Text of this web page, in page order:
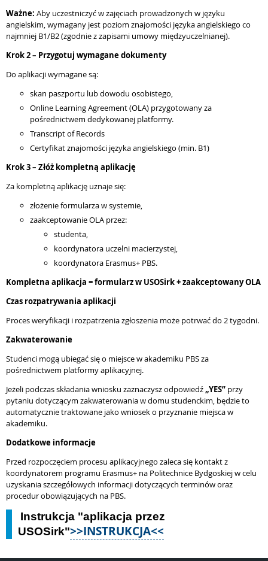
Ważne: Aby uczestniczyć w zajęciach prowadzonych w języku
angielskim, wymagany jest poziom znajomości języka angielskiego co
najmniej B1/B2 (zgodnie z zapisami umowy międzyuczelnianej).
Krok 2 – Przygotuj wymagane dokumenty
Do aplikacji wymagane są:
skan paszportu lub dowodu osobistego,
Online Learning Agreement (OLA) przygotowany za
pośrednictwem dedykowanej platformy.
Transcript of Records
Certyfikat znajomości języka angielskiego (min. B1)
Krok 3 – Złóż kompletną aplikację
Za kompletną aplikację uznaje się:
złożenie formularza w systemie,
zaakceptowanie OLA przez:
studenta,
koordynatora uczelni macierzystej,
koordynatora Erasmus+ PBS.
Kompletna aplikacja = formularz w USOSirk + zaakceptowany OLA
Czas rozpatrywania aplikacji
Proces weryfikacji i rozpatrzenia zgłoszenia może potrwać do 2 tygodni.
Zakwaterowanie
Studenci mogą ubiegać się o miejsce w akademiku PBS za
pośrednictwem platformy aplikacyjnej.
Jeżeli podczas składania wniosku zaznaczysz odpowiedź„YES” przy
pytaniu dotyczącym zakwaterowania w domu studenckim, będzie to
automatycznie traktowane jako wniosek o przyznanie miejsca w
akademiku.
Dodatkowe informacje
Przed rozpoczęciem procesu aplikacyjnego zaleca się kontakt z
koordynatorem programu Erasmus+ na Politechnice Bydgoskiej w celu
uzyskania szczegółowych informacji dotyczących terminów oraz
procedur obowiązujących na PBS.
Instrukcja "aplikacja przez
USOSirk">>INSTRUKCJA<<